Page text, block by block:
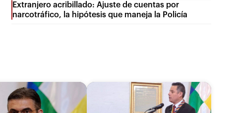
Extranjero acribillado: Ajuste de cuentas por
narcotráfico, la hipótesis que maneja la Policía